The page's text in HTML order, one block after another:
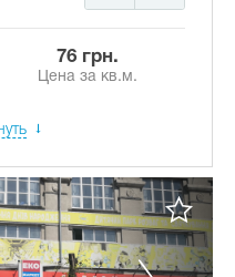
76 грн.
Цена за кв.м.